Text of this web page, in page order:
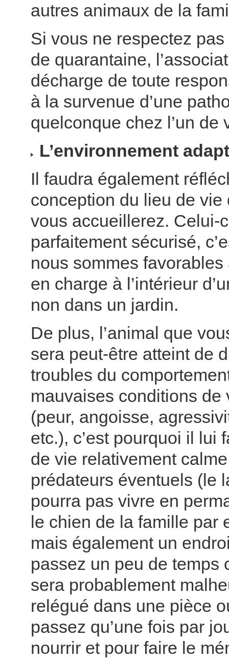
autres animaux de la
Si vous ne respectez
de quarantaine,
décharge de toute
à la survenue d’une
quelconque chez l’un de
L’environnement
Il faudra également
conception du lieu de vie
vous accueillerez. Celui-
parfaitement sécurisé,
nous sommes
en charge à l’intérieur
non dans un jardin.
De plus, l’animal que
sera peut-être atteint de
troubles du
mauvaises conditions de
(peur, angoisse,
etc.), c’est pourquoi il lui
de vie relativement
prédateurs éventuels (le
pourra pas vivre en
le chien de la famille par
mais également un
passez un peu de temps
sera probablement
relégué dans une pièce
passez qu’une fois par
nourrir et pour faire le